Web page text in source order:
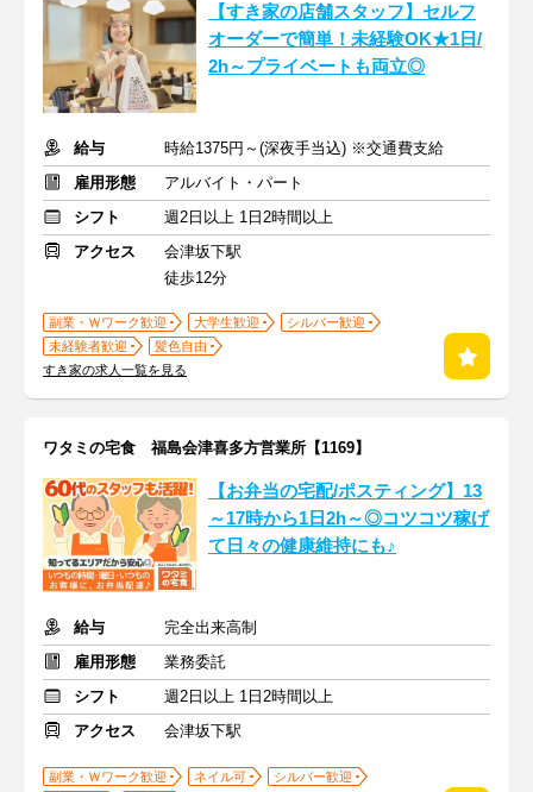
【すき家の店舗スタッフ】セルフ
オーダーで簡単！未経験OK★1日/
2h～プライベートも両立◎
給与
時給1375円～(深夜手当込) ※交通費支給
雇用形態
アルバイト・パート
シフト
週2日以上 1日2時間以上
アクセス
会津坂下駅
徒歩12分
副業・Ｗワーク歓迎 大学生歓迎
シルバー歓迎
未経験者歓迎
髪色自由
すき家の求人一覧を見る
ワタミの宅食 福島会津喜多方営業所【1169】
【お弁当の宅配/ポスティング】13
～17時から1日2h～◎コツコツ稼げ
て日々の健康維持にも♪
給与
完全出来高制
雇用形態
業務委託
シフト
週2日以上 1日2時間以上
アクセス
会津坂下駅
副業・Ｗワーク歓迎 ネイル可
シルバー歓迎